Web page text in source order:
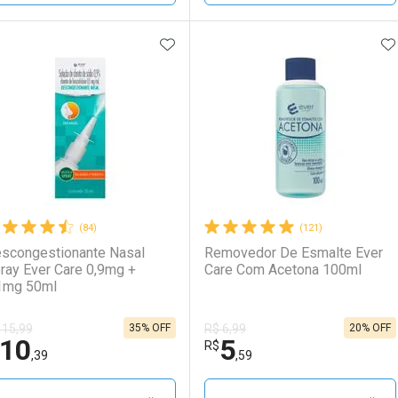
FECHAR
Ativar Desconto
FECHAR
Menos Laboratório
Ativar Desconto
Por Menos
(84)
Nasal
Ever Care 0,9mg +
50ml
10,39
35% OFF
ADICIONAR AOS FAVORITOS
(121)
Removedor De Esmalte Ever
Care Com Acetona 100ml
R$ 6,99
R$5,59
20% OFF